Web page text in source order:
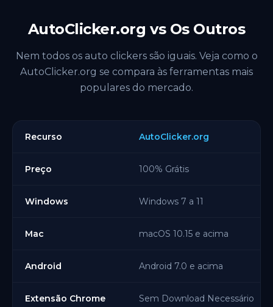
AutoClicker.org vs Os Outros
Nem todos os auto clickers são iguais. Veja como o
AutoClicker.org se compara às ferramentas mais
populares do mercado.
Recurso AutoClicker.org
Preço 100% Grátis
Windows Windows 7 a 11
Mac macOS 10.15 e acima
Android Android 7.0 e acima
Extensão Chrome Sem Download Necessário